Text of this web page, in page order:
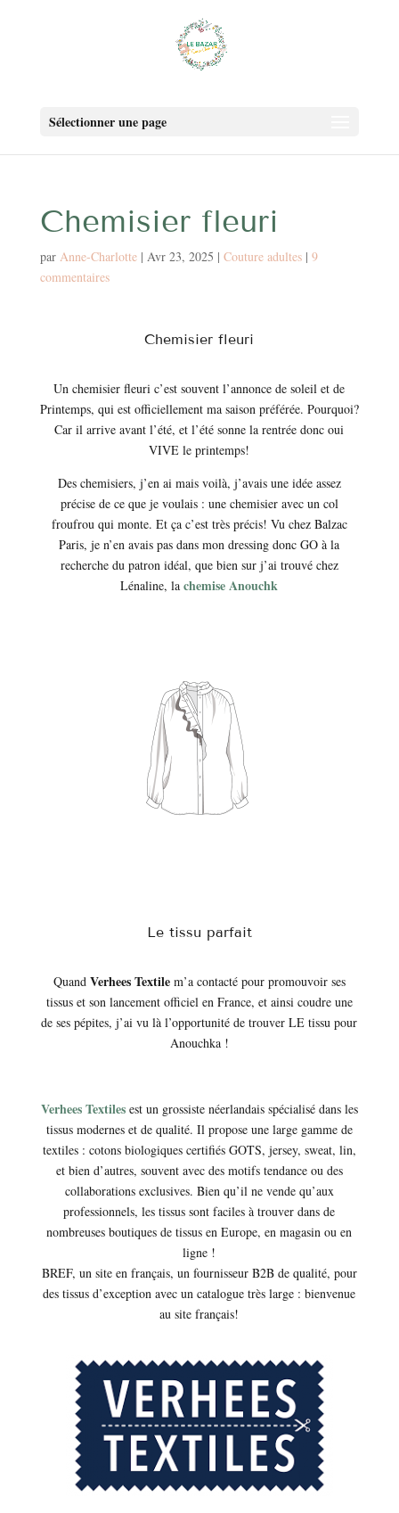
Sélectionner une page
Chemisier fleuri
par Anne-Charlotte| Avr 23, 2025 | Couture adultes| 9
commentaires
Chemisier fleuri
Un chemisier fleuri c’est souvent l’annonce de soleil et de
Printemps, qui est officiellement ma saison préférée. Pourquoi?
Car il arrive avant l’été, et l’été sonne la rentrée donc oui
VIVE le printemps!
Des chemisiers, j’en ai mais voilà, j’avais une idée assez
précise de ce que je voulais : une chemisier avec un col
froufrou qui monte. Et ça c’est très précis! Vu chez Balzac
Paris, je n’en avais pas dans mon dressing donc GO à la
recherche du patron idéal, que bien sur j’ai trouvé chez
Lénaline, lachemise Anouchk
Le tissu parfait
Quand Verhees Textilem’a contacté pour promouvoir ses
tissus et son lancement officiel en France, et ainsi coudre une
de ses pépites, j’ai vu là l’opportunité de trouver LE tissu pour
Anouchka !
Verhees Textilesest un grossiste néerlandais spécialisé dans les
tissus modernes et de qualité. Il propose une large gamme de
textiles : cotons biologiques certifiés GOTS, jersey, sweat, lin,
et bien d’autres, souvent avec des motifs tendance ou des
collaborations exclusives. Bien qu’il ne vende qu’aux
professionnels, les tissus sont faciles à trouver dans de
nombreuses boutiques de tissus en Europe, en magasin ou en
ligne !
BREF, un site en français, un fournisseur B2B de qualité, pour
des tissus d’exception avec un catalogue très large : bienvenue
au site français!